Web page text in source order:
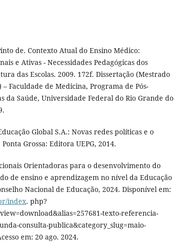
de. Contexto Atual do Ensino Médico:
e Ativas - Necessidades Pedagógicas dos
das Escolas. 2009. 172f. Dissertação (Mestrado
– Faculdade de Medicina, Programa de Pós-
da Saúde, Universidade Federal do Rio Grande do
Global S.A.: Novas redes políticas e o
Grossa: Editora UEPG, 2014.
Orientadoras para o desenvolvimento do
de ensino e aprendizagem no nível da Educação
Nacional de Educação, 2024. Disponível em:
index. php?
texto-referencia-
consulta-publica&category_slug=maio-
em: 20 ago. 2024.